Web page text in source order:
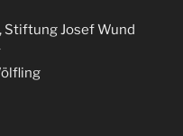
Stiftung Josef Wund